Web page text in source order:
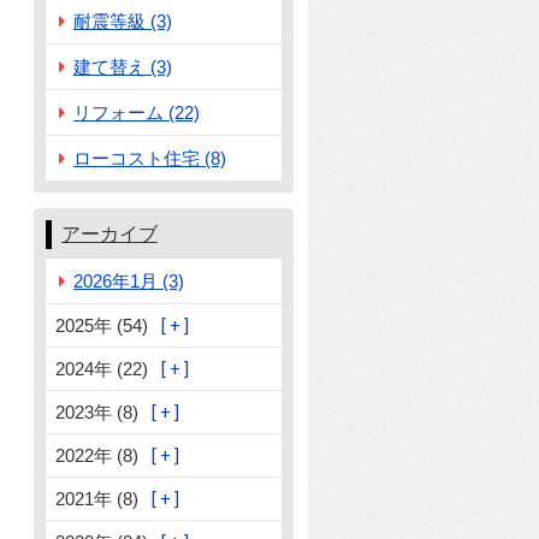
耐震等級 (3)
建て替え (3)
リフォーム (22)
ローコスト住宅 (8)
アーカイブ
2026年1月 (3)
2025年 (54)
2024年 (22)
2023年 (8)
2022年 (8)
2021年 (8)